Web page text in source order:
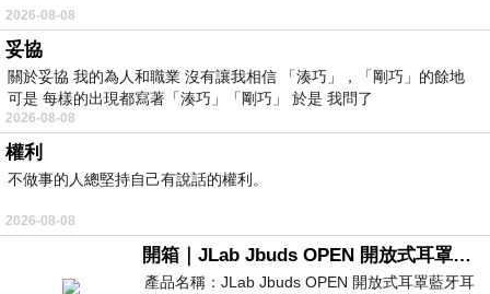
2026-08-08
妥協
關於妥協 我的為人和職業 沒有讓我相信 「湊巧」，「剛巧」的餘地
可是 每樣的出現都寫著「湊巧」「剛巧」 於是 我問了
2026-08-08
權利
不做事的人總堅持自己有說話的權利。
2026-08-08
開箱｜JLab Jbuds OPEN 開放式耳罩藍牙耳機 - 設計美學，輕巧、透氣、環境音全物理達成！
產品名稱：JLab Jbuds OPEN 開放式耳罩藍牙耳